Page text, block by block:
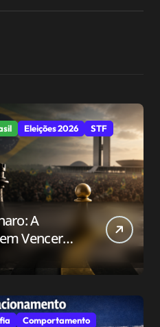
Eleições 2026 STF
A
Vencer
Comportamento